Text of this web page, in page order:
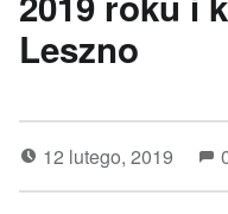
Leszno
12 lutego, 2019